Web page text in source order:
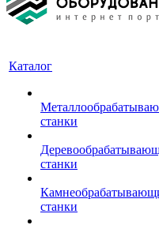
Каталог
станки
станки
станки